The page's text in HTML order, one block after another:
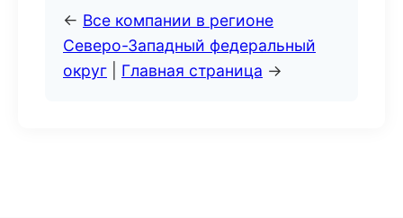
← Все компании в регионе
Северо-Западный федеральный
округ
Главная страница →